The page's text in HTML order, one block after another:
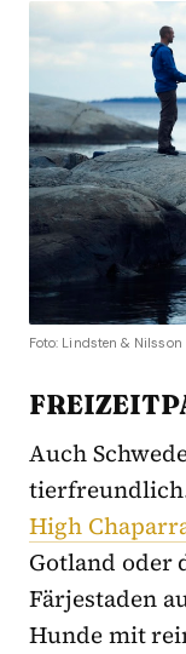
Foto: Lindsten & Nilsson
Auch
High
Gotland oder
Färjestaden
Hunde mit